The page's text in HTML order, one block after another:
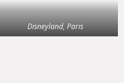
Disneyland, Paris